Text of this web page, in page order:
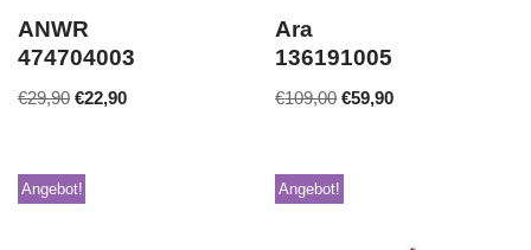
ANWR
474704003
€29,90 €22,90
Ara
136191005
€109,00 €59,90
Angebot! Angebot!